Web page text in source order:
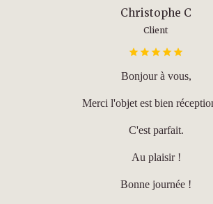
Christophe C
Client
Bonjour à vous,
Merci l'objet est bien
C'est parfait.
Au plaisir !
Bonne journée !